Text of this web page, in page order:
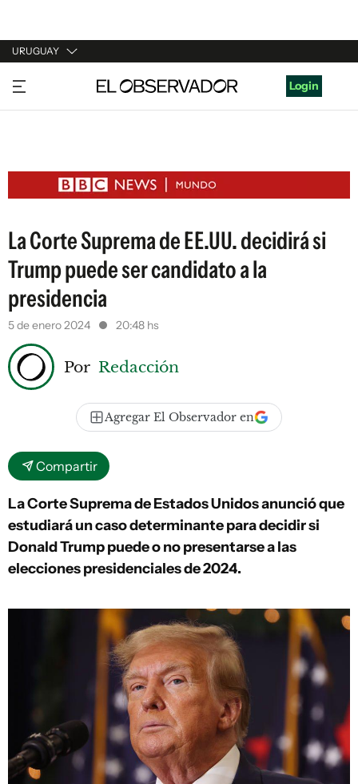
URUGUAY
URUGUAY
ARGENTINA
ESTADOS UNIDOS
Login
La Corte Suprema de EE.UU. decidirá si
Trump puede ser candidato a la
presidencia
5 de enero 2024 20:48 hs
Por Redacción
Agregar El Observador en
Compartir
La Corte Suprema de Estados Unidos anunció que
estudiará un caso determinante para decidir si
Donald Trump puede o no presentarse a las
elecciones presidenciales de 2024.